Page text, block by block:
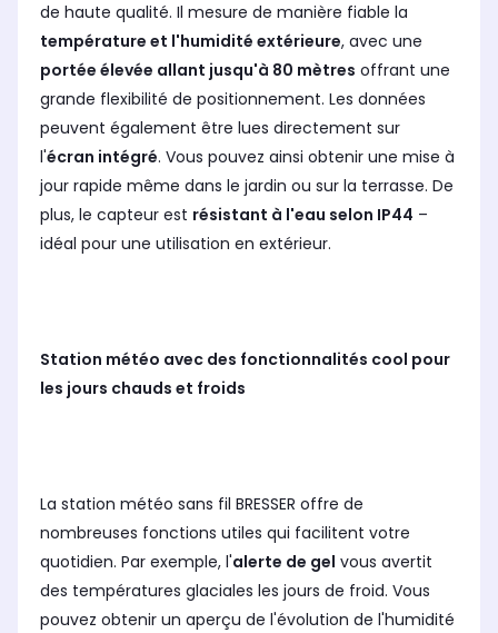
de haute qualité. Il mesure de manière fiable la
température et l'humidité extérieure, avec une
portée élevée allant jusqu'à 80 mètres offrant une
grande flexibilité de positionnement. Les données
peuvent également être lues directement sur
l'écran intégré. Vous pouvez ainsi obtenir une mise à
jour rapide même dans le jardin ou sur la terrasse. De
plus, le capteur est résistant à l'eau selon IP44 –
idéal pour une utilisation en extérieur.
Station météo avec des fonctionnalités cool pour
les jours chauds et froids
La station météo sans fil BRESSER offre de
nombreuses fonctions utiles qui facilitent votre
quotidien. Par exemple, l'alerte de gel vous avertit
des températures glaciales les jours de froid. Vous
pouvez obtenir un aperçu de l'évolution de l'humidité